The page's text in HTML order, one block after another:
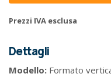
Prezzi IVA esclusa
Dettagli
Modello: Formato